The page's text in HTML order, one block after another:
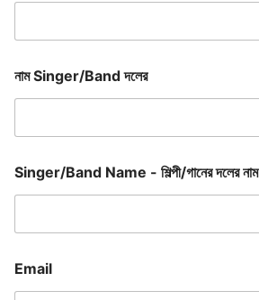
নাম Singer/Band দলের
Singer/Band Name - শিল্পী/গানের দলের নাম
Email